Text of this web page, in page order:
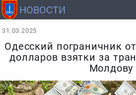
31.03.2025
Одесский пограничник
долларов взятки за
Молдову